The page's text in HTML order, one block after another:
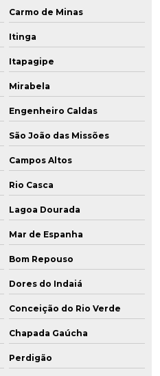
Carmo de Minas
Itinga
Itapagipe
Mirabela
Engenheiro Caldas
São João das Missões
Campos Altos
Rio Casca
Lagoa Dourada
Mar de Espanha
Bom Repouso
Dores do Indaiá
Conceição do Rio Verde
Chapada Gaúcha
Perdigão